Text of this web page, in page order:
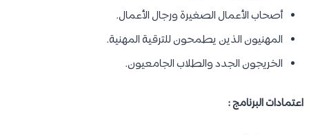
أصحاب الأعمال الصغيرة ورجال الأعمال.
المهنيون الذين يطمحون للترقية المهنية.
الخريجون الجدد والطلاب الجامعيون.
اعتمادات البرنامج :